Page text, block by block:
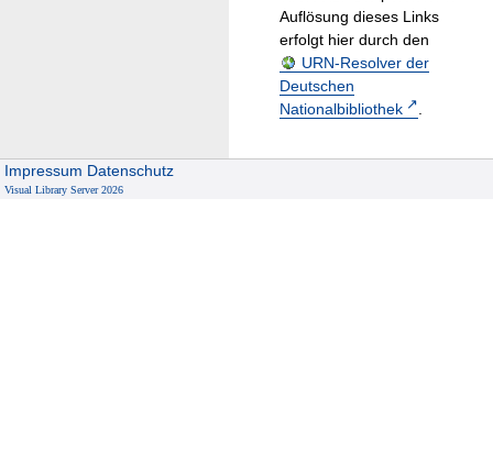
Auflösung dieses Links
erfolgt hier durch den
URN-Resolver der
Deutschen
Nationalbibliothek
.
Impressum Datenschutz
Visual Library Server 2026